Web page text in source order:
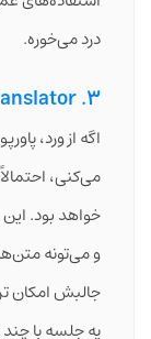
درد می‌خوره.
3. Microsoft Translator
اگه از ورد،
خواهد بود.
و می‌تونه
جالبش امکان
یه جلسه با